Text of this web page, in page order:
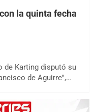
la quinta fecha
de Karting disputó su
de Aguirre",…